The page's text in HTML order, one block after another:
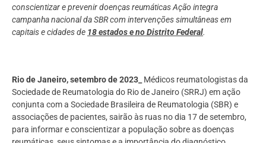
conscientizar e prevenir doenças reumáticas Ação integra
campanha nacional da SBR com intervenções simultâneas em
capitais e cidades de 18 estados e no Distrito Federal.
Rio de Janeiro, setembro de 2023_
Médicos reumatologistas da
Sociedade de Reumatologia do Rio de Janeiro (SRRJ) em ação
conjunta com a Sociedade Brasileira de Reumatologia (SBR) e
associações de pacientes, sairão às ruas no dia 17 de setembro,
para informar e conscientizar a população sobre as doenças